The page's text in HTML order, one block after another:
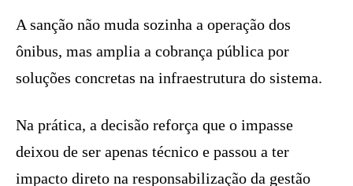
A sanção não muda sozinha a operação dos
ônibus, mas amplia a cobrança pública por
soluções concretas na infraestrutura do sistema.
Na prática, a decisão reforça que o impasse
deixou de ser apenas técnico e passou a ter
impacto direto na responsabilização da gestão